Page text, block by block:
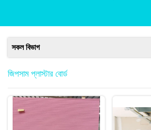
সকল বিভাগ
জিপসাম প্লাস্টার বোর্ড